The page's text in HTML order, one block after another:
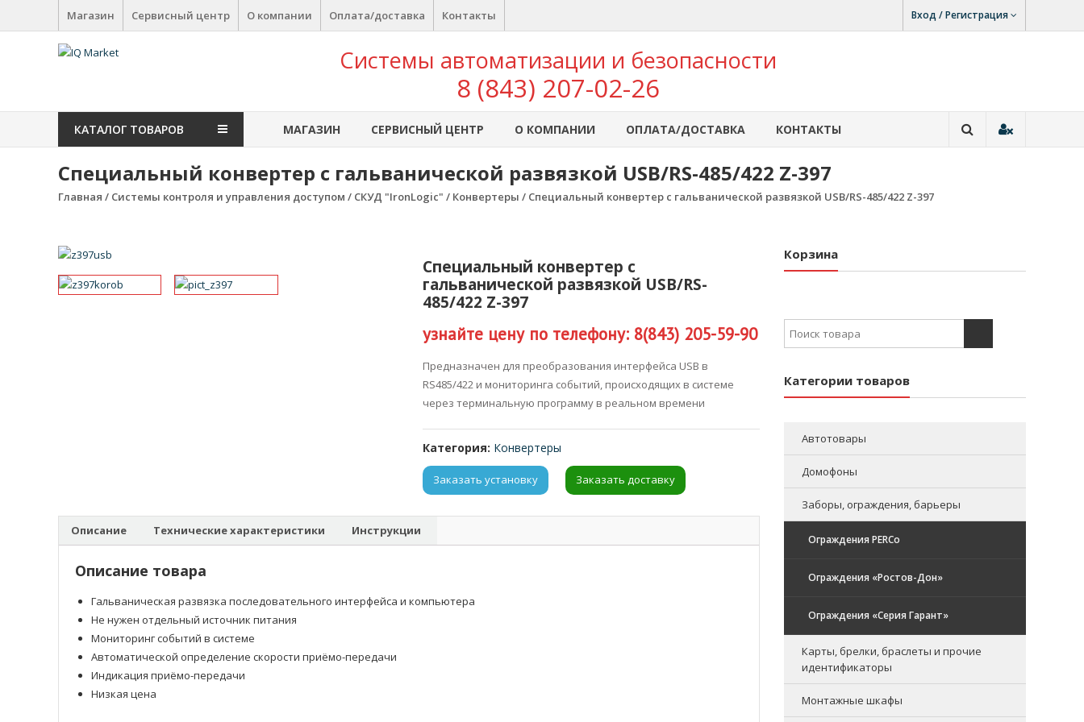
Перейти к содержимому
Магазин Сервисный центр О компании Оплата/доставка Контакты Вход / Регистрация
IQ Market Системы автоматизации и безопасности
8 (843) 207-02-26
КАТАЛОГ ТОВАРОВ МАГАЗИН СЕРВИСНЫЙ ЦЕНТР О КОМПАНИИ ОПЛАТА/ДОСТАВКА КОНТАКТЫ
Специальный конвертер с гальванической развязкой USB/RS-485/422 Z-397
Главная / Системы контроля и управления доступом / СКУД "IronLogic" / Конвертеры / Специальный конвертер с гальванической развязкой USB/RS-485/422 Z-397
Специальный конвертер с
гальванической развязкой USB/RS-
485/422 Z-397
узнайте цену по телефону: 8(843) 205-59-90
Предназначен для преобразования интерфейса USB в
RS485/422 и мониторинга событий, происходящих в системе
через терминальную программу в реальном времени
Категория: Конвертеры
Заказать установку Заказать доставку
Описание Технические характеристики Инструкции
Описание товара
Гальваническая развязка последовательного интерфейса и компьютера
Не нужен отдельный источник питания
Мониторинг событий в системе
Автоматической определение скорости приёмо-передачи
Индикация приёмо-передачи
Низкая цена
Корзина
Search for:
Категории товаров
Автотовары
Домофоны
Заборы, ограждения, барьеры
Ограждения PERCo
Ограждения «Ростов-Дон»
Ограждения «Серия Гарант»
Карты, брелки, браслеты и прочие
идентификаторы
Монтажные шкафы